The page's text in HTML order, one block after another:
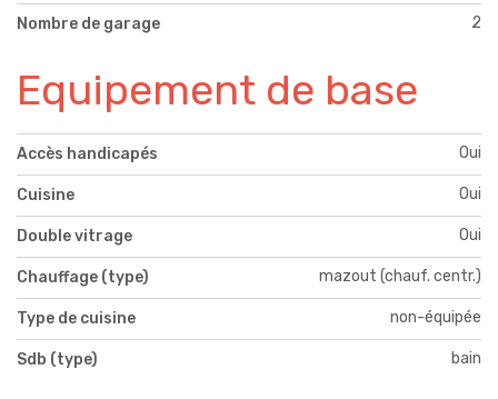
Nombre de garage 2
Equipement de base
Accès handicapés Oui
Cuisine Oui
Double vitrage Oui
Chauffage (type) mazout (chauf. centr.)
Type de cuisine non-équipée
Sdb (type) bain